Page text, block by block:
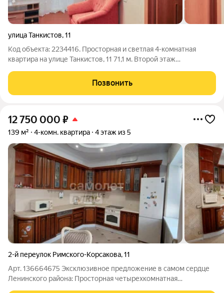
улица Танкистов,11
Код объекта: 2234416. Просторная и светлая 4-комнатная
квартира на улице Танкистов, 11 71,1 м. Второй этаж
планировка: большая
Позвонить
12 750 000 ₽
139 м² 4-комн. квартира 4 этаж из 5
2-й переулок Римского-Корсакова,11
Арт. 136664675 Эксклюзивное предложение в самом сердце
Ленинского района: Просторная четырехкомнатная